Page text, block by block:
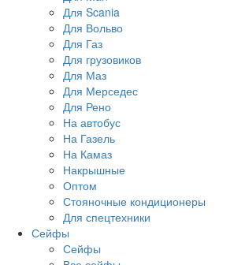
Для Scania
Для Вольво
Для Газ
Для грузовиков
Для Маз
Для Мерседес
Для Рено
На автобус
На Газель
На Камаз
Накрышные
Оптом
Стояночные кондиционеры
Для спецтехники
Сейфы
Сейфы